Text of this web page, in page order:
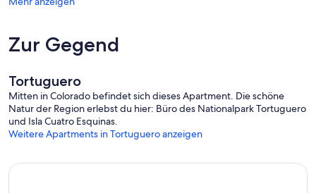
Zur Gegend
Tortuguero
Mitten in Colorado befindet sich dieses Apartment. Die schöne
Natur der Region erlebst du hier: Büro des Nationalpark Tortuguero
und Isla Cuatro Esquinas.
Weitere Apartments in Tortuguero anzeigen